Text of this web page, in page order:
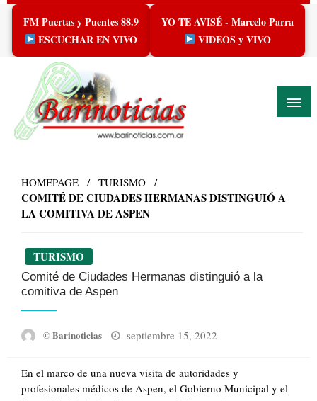
Skip
content
FM Puertas y Puentes 88.9
ESCUCHAR EN VIVO
YO TE AVISÉ - Marcelo Parra
VIDEOS y VIVO
HOMEPAGE TURISMO
COMITÉ DE CIUDADES HERMANAS DISTINGUIÓ A
LA COMITIVA DE ASPEN
TURISMO
Comité de Ciudades Hermanas distinguió a la
comitiva de Aspen
© Barinoticias
Posted
septiembre 15, 2022
En el marco de una nueva visita de autoridades y
profesionales médicos de Aspen, el Gobierno Municipal y el